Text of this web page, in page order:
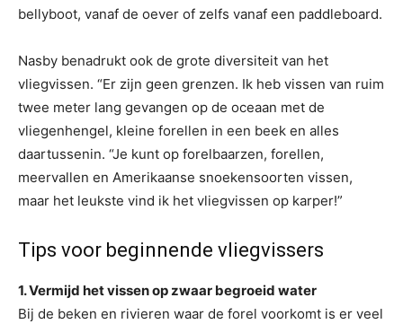
bellyboot, vanaf de oever of zelfs vanaf een paddleboard.
Nasby benadrukt ook de grote diversiteit van het
vliegvissen. “Er zijn geen grenzen. Ik heb vissen van ruim
twee meter lang gevangen op de oceaan met de
vliegenhengel, kleine forellen in een beek en alles
daartussenin. “Je kunt op forelbaarzen, forellen,
meervallen en Amerikaanse snoekensoorten vissen,
maar het leukste vind ik het vliegvissen op karper!”
Tips voor beginnende vliegvissers
1. Vermijd het vissen op zwaar begroeid water
Bij de beken en rivieren waar de forel voorkomt is er veel